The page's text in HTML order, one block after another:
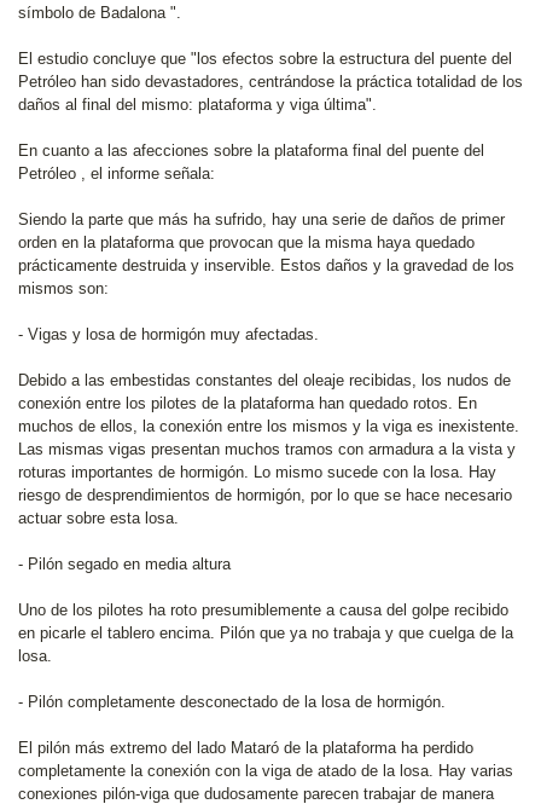
símbolo de Badalona ".
El estudio concluye que "los efectos sobre la estructura del puente del
Petróleo han sido devastadores, centrándose la práctica totalidad de los
daños al final del mismo: plataforma y viga última".
En cuanto a las afecciones sobre la plataforma final del puente del
Petróleo , el informe señala:
Siendo la parte que más ha sufrido, hay una serie de daños de primer
orden en la plataforma que provocan que la misma haya quedado
prácticamente destruida y inservible. Estos daños y la gravedad de los
mismos son:
- Vigas y losa de hormigón muy afectadas.
Debido a las embestidas constantes del oleaje recibidas, los nudos de
conexión entre los pilotes de la plataforma han quedado rotos. En
muchos de ellos, la conexión entre los mismos y la viga es inexistente.
Las mismas vigas presentan muchos tramos con armadura a la vista y
roturas importantes de hormigón. Lo mismo sucede con la losa. Hay
riesgo de desprendimientos de hormigón, por lo que se hace necesario
actuar sobre esta losa.
- Pilón segado en media altura
Uno de los pilotes ha roto presumiblemente a causa del golpe recibido
en picarle el tablero encima. Pilón que ya no trabaja y que cuelga de la
losa.
- Pilón completamente desconectado de la losa de hormigón.
El pilón más extremo del lado Mataró de la plataforma ha perdido
completamente la conexión con la viga de atado de la losa. Hay varias
conexiones pilón-viga que dudosamente parecen trabajar de manera